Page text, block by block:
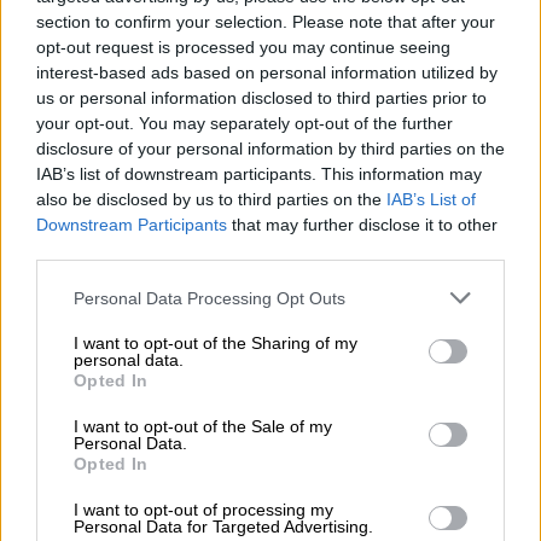
section to confirm your selection. Please note that after your
opt-out request is processed you may continue seeing
interest-based ads based on personal information utilized by
us or personal information disclosed to third parties prior to
your opt-out. You may separately opt-out of the further
disclosure of your personal information by third parties on the
IAB’s list of downstream participants. This information may
also be disclosed by us to third parties on the IAB’s List of
Downstream Participants that may further disclose it to other
Please note that this website/app uses one or more Google
not limited to your visit or usage behaviour. You may click to
grant or deny consent to Google and its third-party tags to
use your data for below specified purposes in below Google
consent section.
Personal Data Processing Opt Outs
I want to opt-out of the Sharing of my
personal data.
Opted In
I want to opt-out of the Sale of my
Personal Data.
Opted In
I want to opt-out of processing my
Personal Data for Targeted Advertising.
καθαρίζεται η σκόνη όταν ο κίνδυνος έχει
απομακρυνθεί. «Όσο περισσότερο στεγνώνει
το επιβραδυντικό, τόσο πιο δύσκολο είναι
να αφαιρεθεί εντελώς», αναφέρει η εταιρεία.
Το ζεστό νερό και ένα ήπιο απορρυπαντικό
είναι αποτελεσματικά για την αφαίρεσή του
από μικρές επιφάνειες, αναφέρει η εταιρεία.
Για μεγαλύτερες επιφάνειες μπορούν να
χρησιμοποιηθούν πιεστικά νερού.
Η ακριβής φόρμουλα του Phos-Chek
δεν
είναι δημόσια γνωστή, αλλά η εταιρεία έχει
δηλώσει στο παρελθόν ότι το προϊόν
άλατα τύπου λιπάσματος, 6% από χρωστικές
ουσίες και αναστολείς διάβρωσης. Το
επιβραδυντικό συνήθως ψεκάζεται γύρω
από μιαπυρκαγιάσε βλάστηση και έδαφος